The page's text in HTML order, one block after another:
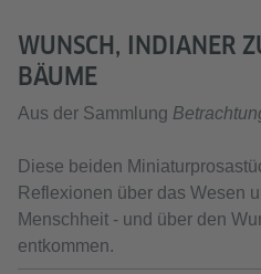
WUNSCH, INDIANER
BÄUME
Aus der Sammlung
Diese beiden
Reflexionen über das Wesen
Menschheit - und über den
entkommen.